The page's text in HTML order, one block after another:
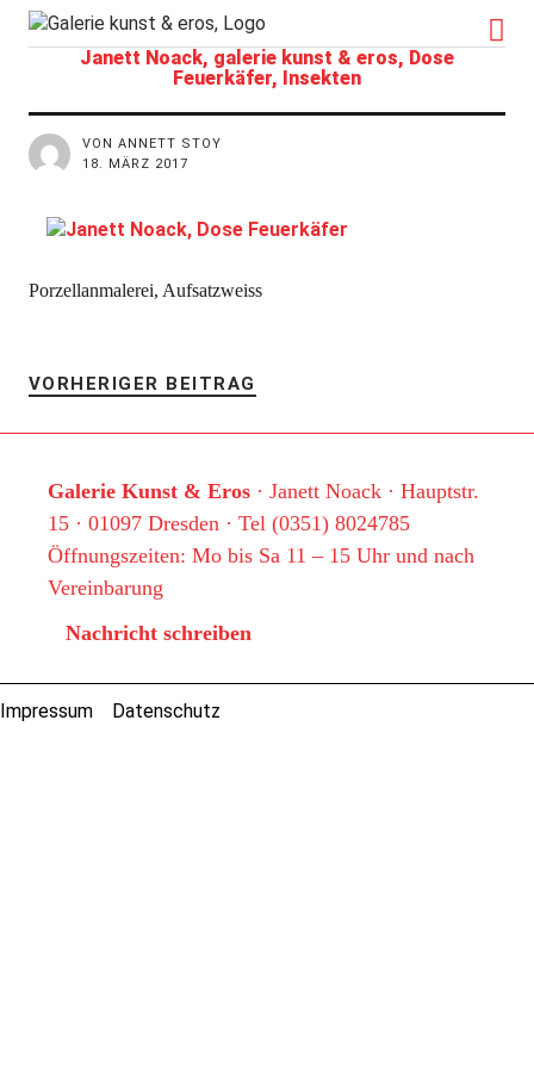
kunst&eros
Janett Noack, galerie kunst & eros, Dose
Feuerkäfer, Insekten
VON ANNETT STOY
18. MÄRZ 2017
Porzellanmalerei, Aufsatzweiss
VORHERIGER BEITRAG
Galerie Kunst & Eros · Janett Noack · Hauptstr.
15 · 01097 Dresden · Tel (0351) 8024785
Öffnungszeiten: Mo bis Sa 11 – 15 Uhr und nach
Vereinbarung
Nachricht schreiben
Impressum Datenschutz